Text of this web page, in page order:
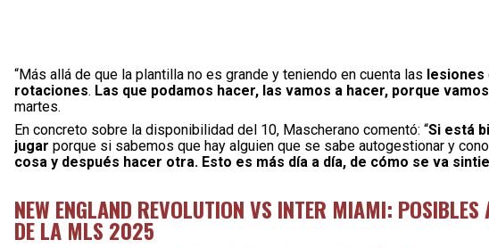
“Más allá de que la plantilla no es grande y teniendo en cuenta las lesiones
rotaciones. Las que podamos hacer, las vamos a hacer, porque
martes.
En concreto sobre la disponibilidad del 10, Mascherano comentó: “Si está
jugar porque si sabemos que hay alguien que se sabe autogestionar y
cosa y después hacer otra. Esto es más día a día, de cómo se va
NEW ENGLAND REVOLUTION VS INTER MIAMI:
DE LA MLS 2025